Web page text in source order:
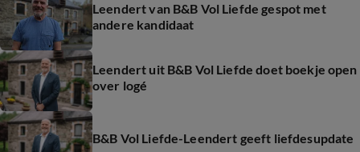
Leendert van B&B Vol Liefde gespot met
andere kandidaat
Leendert uit B&B Vol Liefde doet boekje open
over logé
B&B Vol Liefde-Leendert geeft liefdesupdate